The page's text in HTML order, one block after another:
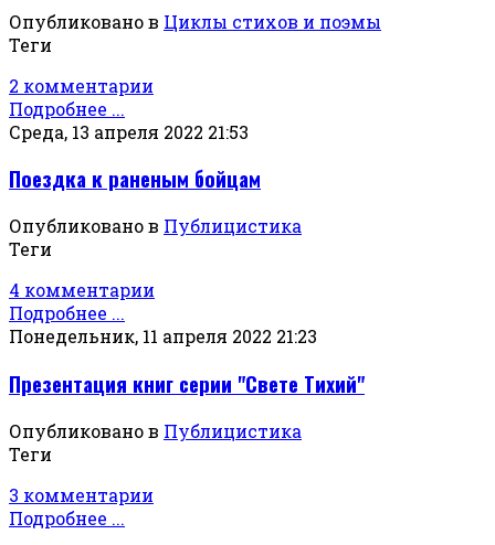
Опубликовано в Циклы стихов и поэмы
Теги
2 комментарии
Подробнее ...
Среда, 13 апреля 2022 21:53
Поездка к раненым бойцам
Опубликовано в Публицистика
Теги
4 комментарии
Подробнее ...
Понедельник, 11 апреля 2022 21:23
Презентация книг серии "Свете Тихий"
Опубликовано в Публицистика
Теги
3 комментарии
Подробнее ...